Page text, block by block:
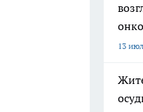
13